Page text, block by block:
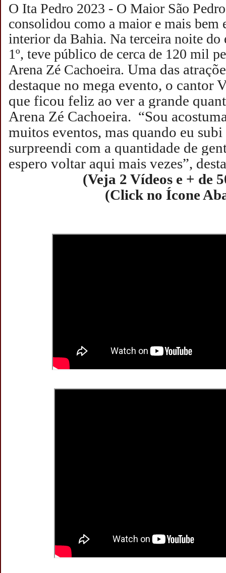
O Ita Pedro 2023 - O Maior São
consolidou como a maior e mais bem
interior da Bahia. Na terceira noite do
1º, teve público de cerca de 120 mil
Arena Zé Cachoeira. Uma das
destaque no mega evento, o cantor
que ficou feliz ao ver a grande
Arena Zé Cachoeira. “Sou
muitos eventos, mas quando eu
surpreendi com a quantidade de
espero voltar aqui mais vezes”,
(Veja 2 Vídeos e + de
(Click no Ícone